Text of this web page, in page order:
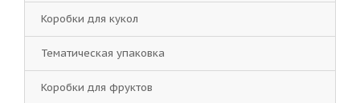
Коробки для кукол
Тематическая упаковка
Коробки для фруктов